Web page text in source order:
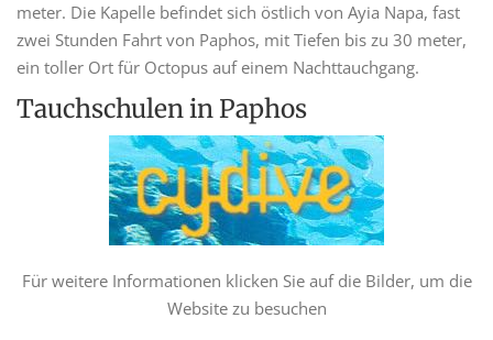
meter. Die Kapelle befindet sich östlich von Ayia Napa, fast
zwei Stunden Fahrt von Paphos, mit Tiefen bis zu 30 meter,
ein toller Ort für Octopus auf einem Nachttauchgang.
Tauchschulen in Paphos
Für weitere Informationen klicken Sie auf die Bilder, um die
Website zu besuchen